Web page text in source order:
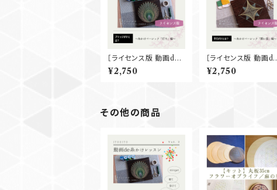
［ライセンス版 動画de
レッスン］糸かけベーシ
ック『灯り』
¥2,750
［ライセンス版 動画de
レッスン］糸かけベーシ
ック『願い星』
¥2,750
その他の商品